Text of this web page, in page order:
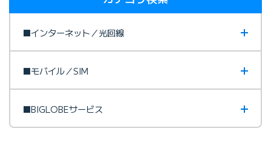
■インターネット／光回線
■モバイル／SIM
■BIGLOBEサービス